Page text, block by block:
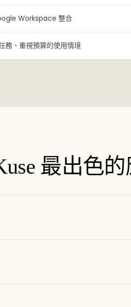
Workspace 整合
務、重視預算的使用情境
最出色